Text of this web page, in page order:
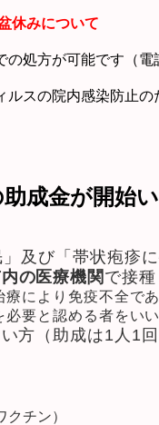
休みについて
の処方が可能です（電
ルスの院内感染防止の
助成金が開始
及び「帯状疱疹
の医療機関で接
により免疫不全で
要と認める者をい
方（助成は1人1
チン）